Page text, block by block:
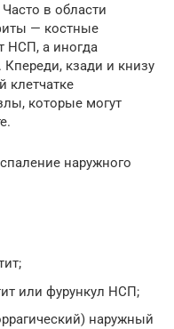
в области
— костные
НСП, а иногда
кзади и книзу
клетчатке
которые могут
наружного
или фурункул НСП;
наружный